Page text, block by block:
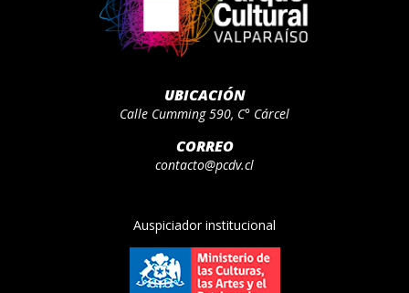
UBICACIÓN
Calle Cumming 590, C° Cárcel
CORREO
contacto@pcdv.cl
Auspiciador institucional